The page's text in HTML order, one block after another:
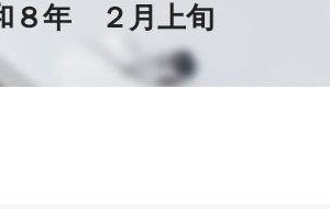
８年 ２月上旬